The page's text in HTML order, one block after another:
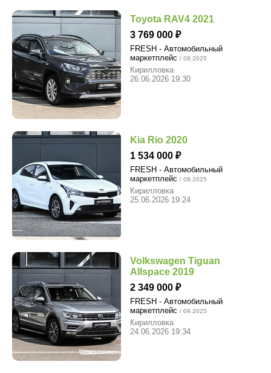
Toyota RAV4 2021
3 769 000
FRESH - Автомобильный
маркетплейс / 09.2025
Кирилловка
26.06.2026 19:30
Kia Rio 2020
1 534 000
FRESH - Автомобильный
маркетплейс / 09.2025
Кирилловка
25.06.2026 19:24
Volkswagen Tiguan
Allspace 2019
2 349 000
FRESH - Автомобильный
маркетплейс / 09.2025
Кирилловка
24.06.2026 19:34